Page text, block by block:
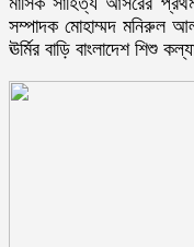
সম্পাদক মোহাম্মদ মনিরুল
ঊর্মির বাড়ি বাংলাদেশ শিশু